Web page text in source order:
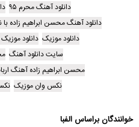
دانلود آهنگ محرم ۹۵
دانلود آهنگ محسن ابراهیم زاده با
دانلود موزیک دانلود
سایت دانلود آهنگ
محسن ابراهیم زاده آهنگ
نکس وان موزیک
خوانندگان براساس الفبا